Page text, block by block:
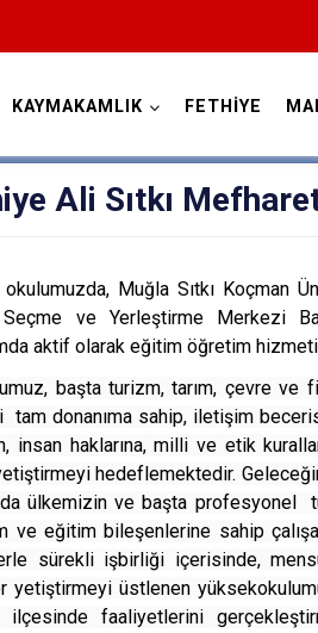
KAYMAKAMLIK FETHİYE
Ali Sıtkı
Muğla Sıtkı Koçman
ve Yerleştirme Merkezi
aktif olarak eğitim öğretim hizmeti
başta turizm, tarım, çevre ve
tam donanıma sahip, iletişim
insan haklarına, milli ve etik
hedeflemektedir.
ülkemizin ve başta profesyonel
ve eğitim bileşenlerine sahip
sürekli işbirliği içerisinde,
yetiştirmeyi üstlenen
ilçesinde faaliyetlerini